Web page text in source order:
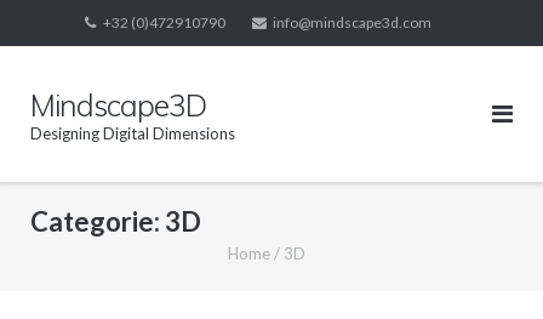
to
+32 (0)472910790 info@mindscape3d.com
Mindscape3D
Designing Digital Dimensions
Categorie: 3D
Home/ 3D